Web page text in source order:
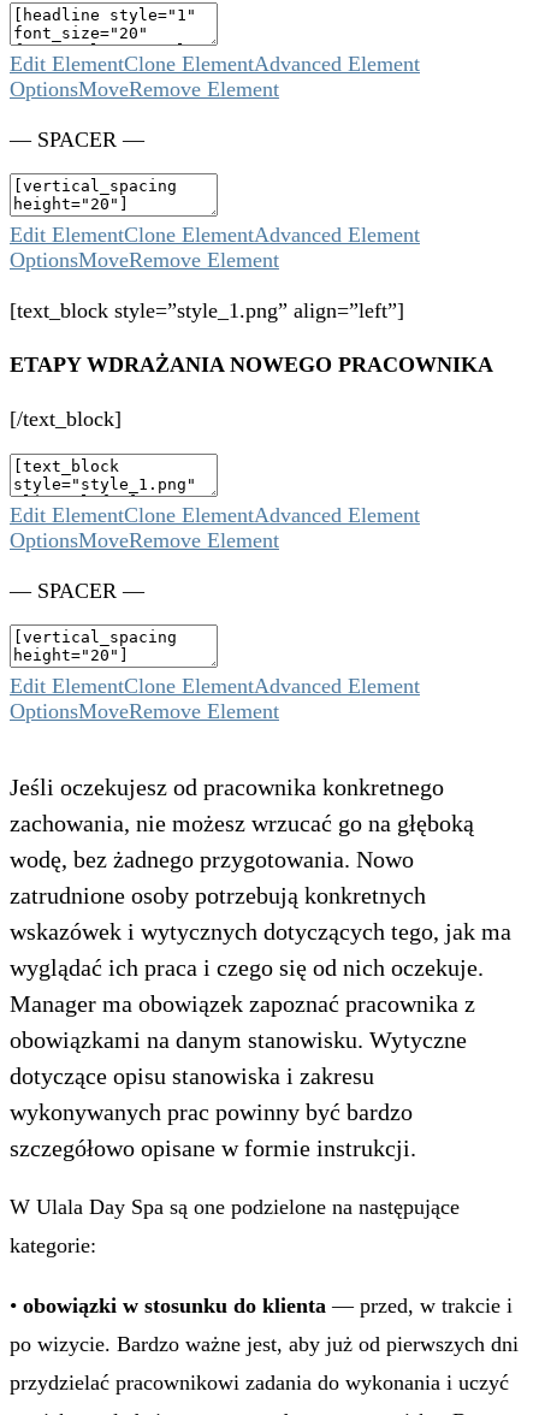
Edit ElementClone ElementAdvanced Element
OptionsMoveRemove Element
— SPACER —
Edit ElementClone ElementAdvanced Element
OptionsMoveRemove Element
[text_block style=”style_1.png” align=”left”]
ETAPY WDRAŻANIA NOWEGO PRACOWNIKA
[/text_block]
Edit ElementClone ElementAdvanced Element
OptionsMoveRemove Element
— SPACER —
Edit ElementClone ElementAdvanced Element
OptionsMoveRemove Element
Jeśli oczekujesz od pracownika konkretnego
zachowania, nie możesz wrzucać go na głęboką
wodę, bez żadnego przygotowania. Nowo
zatrudnione osoby potrzebują konkretnych
wskazówek i wytycznych dotyczących tego, jak ma
wyglądać ich praca i czego się od nich oczekuje.
Manager ma obowiązek zapoznać pracownika z
obowiązkami na danym stanowisku. Wytyczne
dotyczące opisu stanowiska i zakresu
wykonywanych prac powinny być bardzo
szczegółowo opisane w formie instrukcji.
W Ulala Day Spa są one podzielone na następujące
kategorie:
• obowiązki w stosunku do klienta — przed, w trakcie i
po wizycie. Bardzo ważne jest, aby już od pierwszych dni
przydzielać pracownikowi zadania do wykonania i uczyć